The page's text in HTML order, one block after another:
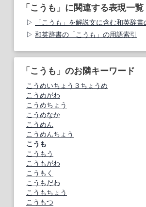
「こうも」に関連する表現一覧
「こうも」を解説文に含む和英辞
和英辞書の「こうも」の用語索引
「こうも」のお隣キーワード
こうめいちょう３ちょうめ
こうめがわ
こうめちょう
こうめなか
こうめん
こうめんちょう
こうも
こうもう
こうもがわ
こうもく
こうもだわ
こうもちょう
こうもつ